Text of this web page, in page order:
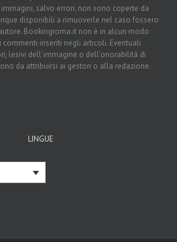
immagini, salvo errori, non sono coperte da
disponibili a rimuoverle nel caso fossero
Bookingroma.it non è in alcun modo
commenti inseriti negli articoli. Eventuali
lesivi dell’immagine o dell’onorabilità di
da attribuirsi ai gestori o alla redazione.
LINGUE